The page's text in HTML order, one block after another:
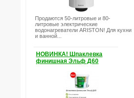
Продаются 50-литровые и 80-
литровые электрические
водонагреватели ARISTON! Для кухни
и ванной...
НОВИНКА! Шпаклевка
финишная Эльф Д60